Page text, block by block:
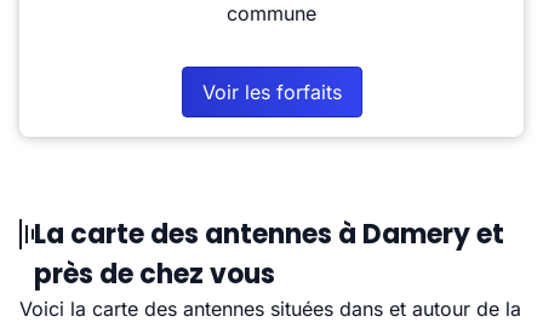
commune
Voir les forfaits
La carte des antennes à Damery et
près de chez vous
Voici la carte des antennes situées dans et autour de la